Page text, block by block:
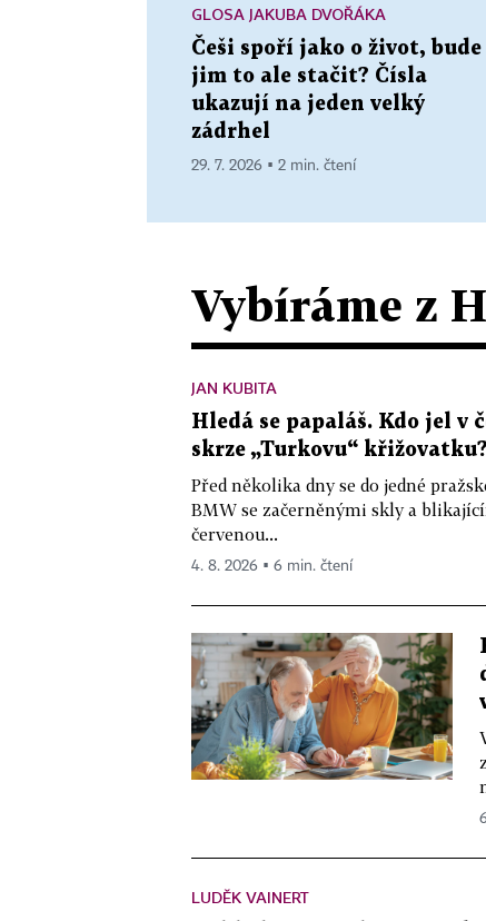
GLOSA JAKUBA DVOŘÁKA
Češi spoří jako o život, bude
jim to ale stačit? Čísla
ukazují na jeden velký
zádrhel
29. 7. 2026 ▪ 2 min. čtení
Vybíráme z
JAN KUBITA
Hledá se papaláš. Kdo jel v
skrze „Turkovu“ křižovatku?
Před několika dny se do jedné
BMW se začerněnými skly a
červenou...
4. 8. 2026 ▪ 6 min. čtení
LUDĚK VAINERT